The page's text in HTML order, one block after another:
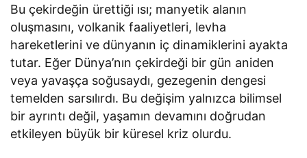
Bu çekirdeğin ürettiği ısı; manyetik alanın
oluşmasını, volkanik faaliyetleri, levha
hareketlerini ve dünyanın iç dinamiklerini ayakta
tutar. Eğer Dünya’nın çekirdeği bir gün aniden
veya yavaşça soğusaydı, gezegenin dengesi
temelden sarsılırdı. Bu değişim yalnızca bilimsel
bir ayrıntı değil, yaşamın devamını doğrudan
etkileyen büyük bir küresel kriz olurdu.